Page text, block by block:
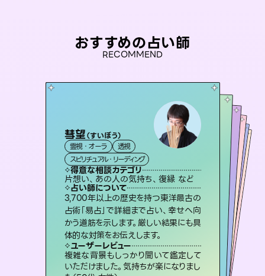
おすすめの占い師
RECOMMEND
彗望（すいぼう）
霊視・オーラ
透視
スピリチュアル・リーディング
得意な相談カテゴリ
片想い、あの人の気持ち、復縁 など
占い師について
3,700年以上の歴史を持つ東洋最古の
占術「易占」で詳細まで占い、幸せへ向
かう道筋を示します。厳しい結果にも具
体的な対策をお伝えします。
ユーザーレビュー
複雑な背景もしっかり聞いて鑑定して
いただけました。気持ちが楽になりまし
セラピスト理恵
霊視・オーラ タロット
スピリチュアル・リーディング
得意な相談カテゴリ
片想い、二人の未来、年の差 など
占い師について
連絡再開、復縁、成就などの報告実績
多数。セラピストとして2万超の施術経
験があるからこそできる鑑定で、より良
い未来をサポートします。
ユーザーレビュー
とても心温まる鑑定でした。しかもこち
らは何も言っていないのに視えていらっ
しゃるんだなと驚きです（30代女性）
アイリス -iris-
西洋占星術 タロット
ルーン
得意な相談カテゴリ
恋愛総合、片想い、二人の未来 など
占い師について
復縁、恋愛、不倫の行方、同性愛や片
思い、仕事関係や借金問題まで知りた
いことや心の負担になっていることを
紐解き、背中をそっと押して導きます。
ユーザーレビュー
安心感のあり、言い切ってくれる所や濁
さない鑑定のおかげで、毎回自分の気
持ちを整えられます（30代 男性）
桃源珠羽 とうげんみう
霊視・オーラ
スピリチュアル・リーディング
得意な相談カテゴリ
片想い、あの人の気持ち、復縁 など
占い師について
恋愛のお悩みの中でも特に「曖昧な関係」の相談を得意としており、友達以上恋人未満なお相手との今後や本音を丁寧に読み解き恋愛成就へと導きます。
ユーザーレビュー
鑑定していただいてアドバイス通りに行
動すると仲が復活してきました。ありが
とうございました（40代 女性）
未来視師＊花
霊視・オーラ
スピリチュアル・リーディング
得意な相談カテゴリ
出逢い、片想い、復縁 など
占い師について
未来には何パターンもの選択肢があり
ます。不安で視えにくくなっているあな
たの素敵な未来を見つけ、その未来を
選択できるようアドバイスします。
ユーザーレビュー
職場の人の性質や人間関係、本心など
本当によく視えていてびっくり。対策が
打てて前向きになれます（40代）
おう 霊感オラクル
霊視・オーラ
オラクルカード
得意な相談カテゴリ
恋愛総合、あの人の気持ち など
占い師について
霊視×オラクルカードを使って「今」と
「未来」そして「気になるあの人の気持
ち」まで丁寧に読み解き、恋や人生のヒ
ントを優しく引き出します。
ユーザーレビュー
不安な気持ちが嘘みたいに晴れまし
た…！よく視えていらっしゃるんだなと
感じました（40代 女性）